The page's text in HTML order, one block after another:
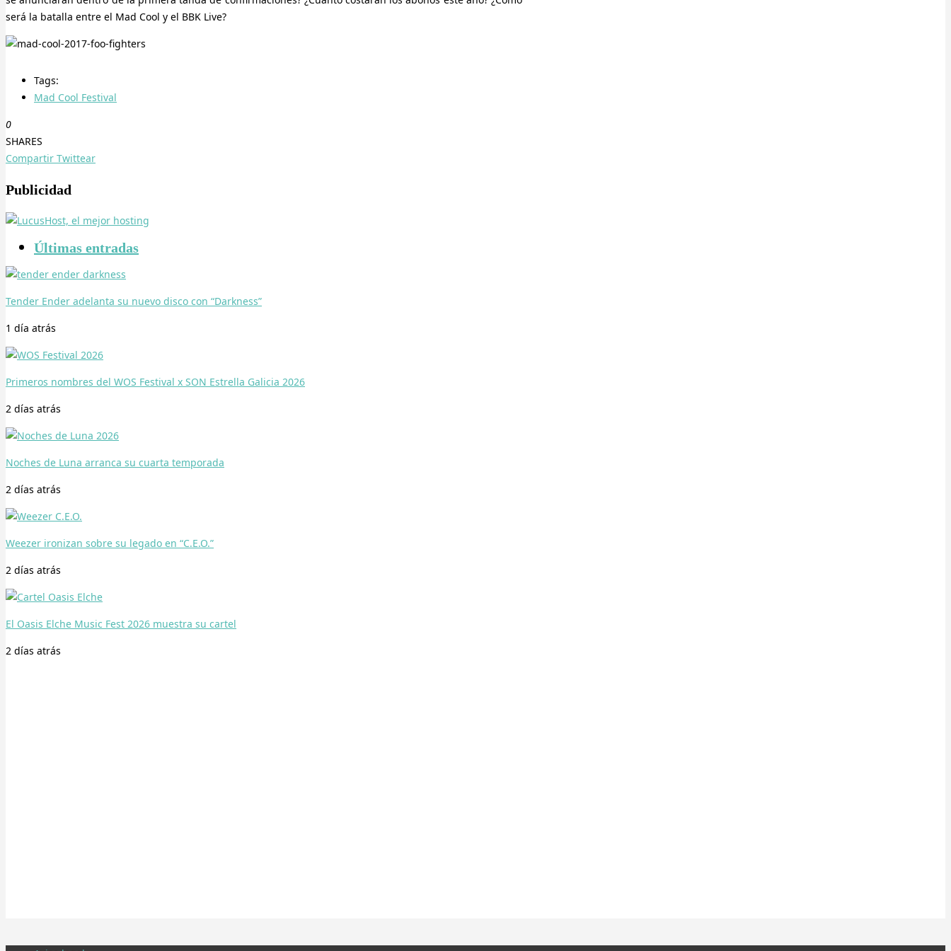
será la batalla entre el Mad Cool y el BBK Live?
Tags:
Mad Cool Festival
0
SHARES
Compartir Twittear
Publicidad
Últimas entradas
Tender Ender adelanta su nuevo disco con “Darkness”
1 día atrás
Primeros nombres del WOS Festival x SON Estrella Galicia 2026
2 días atrás
Noches de Luna arranca su cuarta temporada
2 días atrás
Weezer ironizan sobre su legado en “C.E.O.”
2 días atrás
El Oasis Elche Music Fest 2026 muestra su cartel
2 días atrás